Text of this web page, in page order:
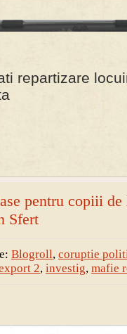
repartizare
pentru copiii
Sfert
Blogroll, coruptie
2, investig, mafie